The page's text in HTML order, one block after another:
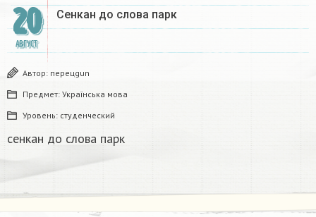
20
АВГУСТ
Сенкан до слова парк ​
Автор: перецgun
Предмет: Українська мова
Уровень: студенческий
сенкан до слова парк